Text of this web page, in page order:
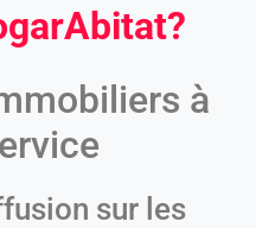
?
à
sur les